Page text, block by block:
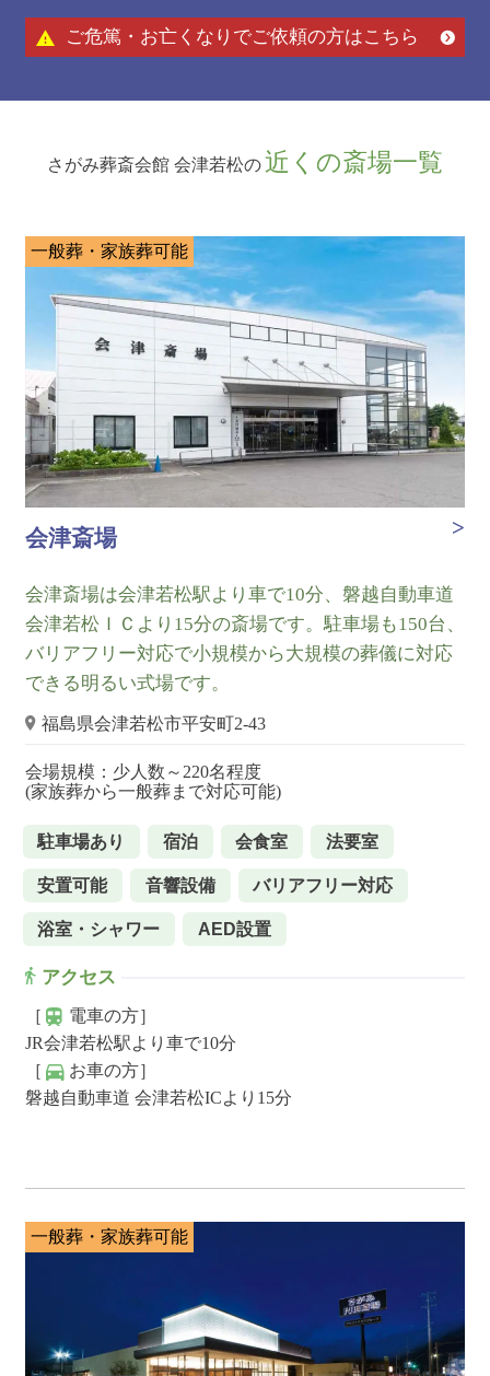
ご危篤・お亡くなりでご依頼の方はこちら
さがみ葬斎会館 会津若松の 近くの斎場一覧
一般葬・家族葬可能
会津斎場
会津斎場は会津若松駅より車で10分、磐越自動車道
会津若松ＩＣより15分の斎場です。駐車場も150台、
バリアフリー対応で小規模から大規模の葬儀に対応
できる明るい式場です。
福島県会津若松市平安町2-43
会場規模：少人数～220名程度
(家族葬から一般葬まで対応可能)
駐車場あり 宿泊 会食室 法要室
安置可能 音響設備 バリアフリー対応
浴室・シャワー AED設置
アクセス
［
電車の方］
JR会津若松駅より車で10分
［
お車の方］
磐越自動車道 会津若松ICより15分
一般葬・家族葬可能